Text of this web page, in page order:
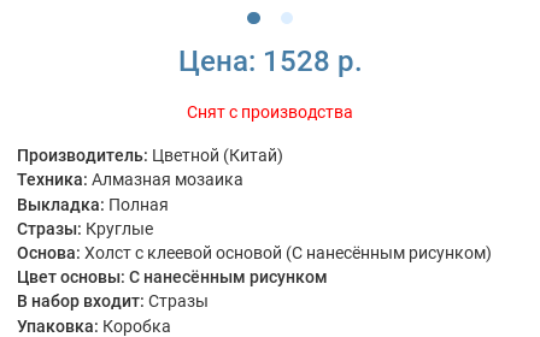
Цена: 1528 р.
Снят с производства
Производитель: Цветной (Китай)
Техника: Алмазная мозаика
Выкладка: Полная
Стразы: Круглые
Основа: Холст с клеевой основой (С нанесённым рисунком)
Цвет основы: С нанесённым рисунком
В набор входит: Стразы
Упаковка: Коробка